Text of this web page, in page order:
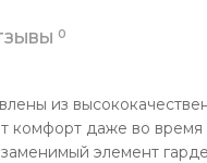
0
из
комфорт даже во время
элемент